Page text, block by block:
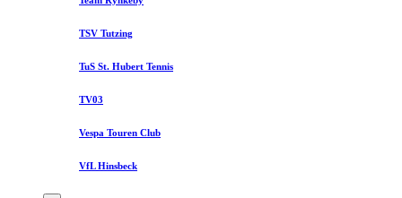
TSV Tutzing
TuS St. Hubert Tennis
TV03
Vespa Touren Club
VfL Hinsbeck